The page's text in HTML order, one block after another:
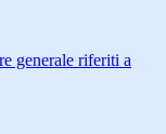
generale riferiti a